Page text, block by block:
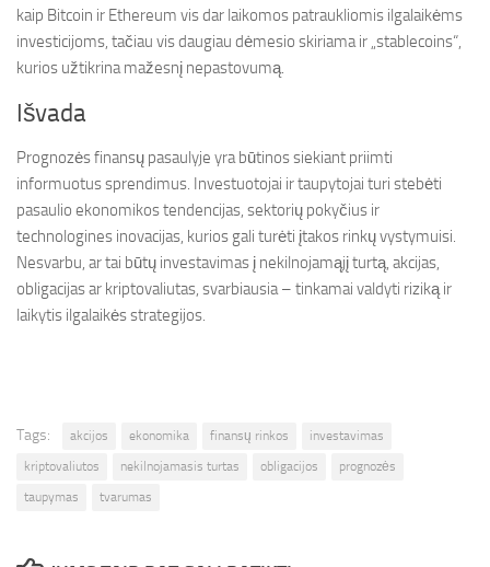
kaip Bitcoin ir Ethereum vis dar laikomos patraukliomis ilgalaikėms
investicijoms, tačiau vis daugiau dėmesio skiriama ir „stablecoins“,
kurios užtikrina mažesnį nepastovumą.
Išvada
Prognozės finansų pasaulyje yra būtinos siekiant priimti
informuotus sprendimus. Investuotojai ir taupytojai turi stebėti
pasaulio ekonomikos tendencijas, sektorių pokyčius ir
technologines inovacijas, kurios gali turėti įtakos rinkų vystymuisi.
Nesvarbu, ar tai būtų investavimas į nekilnojamąjį turtą, akcijas,
obligacijas ar kriptovaliutas, svarbiausia – tinkamai valdyti riziką ir
laikytis ilgalaikės strategijos.
Tags: akcijos ekonomika finansų rinkos
investavimas
kriptovaliutos
nekilnojamasis turtas obligacijos
prognozės
taupymas
tvarumas